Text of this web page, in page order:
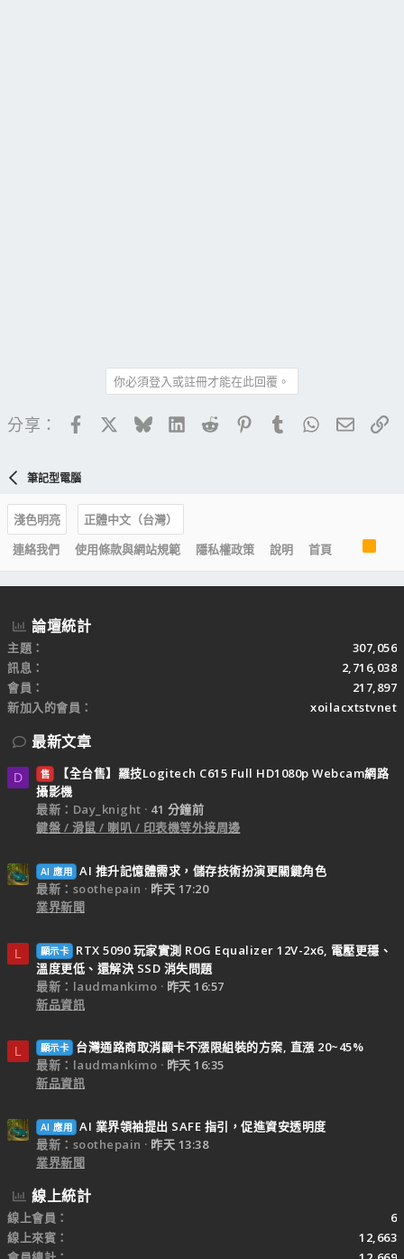
你必須登入或註冊才能在此回覆。
分享： FacebookBlueskyLinkedIn
Reddit PinterestTumblrWhatsApp
電子
筆記型電腦
淺色明亮
正體中文（台灣）
連絡我們
使用條款與網站規範 隱私權政策 說明 首頁
R
S
S
論壇統計
主題
307,056
訊息
2,716,038
會員
217,897
新加入的會員
xoilacxtstvnet
最新文章
D 售
【全台售】羅技Logitech C615 Full HD1080p Webcam網路
攝影機
最新：Day_knight
41 分鐘前
鍵盤 / 滑鼠 / 喇叭 / 印表機等外接周邊
AI 應用 AI 推升記憶體需求，儲存技術扮演更關鍵角色
最新：soothepain
昨天 17:20
業界新聞
L 顯示卡
RTX 5090 玩家實測 ROG Equalizer 12V-2x6, 電壓更穩、
溫度更低、還解決 SSD 消失問題
最新：laudmankimo
昨天 16:57
新品資訊
L 顯示卡
台灣通路商取消顯卡不漲限組裝的方案, 直漲 20~45%
最新：laudmankimo
昨天 16:35
新品資訊
AI 應用 AI 業界領袖提出 SAFE 指引，促進資安透明度
最新：soothepain
昨天 13:38
業界新聞
線上統計
線上會員
6
線上來賓
12,663